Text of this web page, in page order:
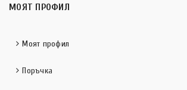
МОЯТ ПРОФИЛ
Моят профил
Поръчка